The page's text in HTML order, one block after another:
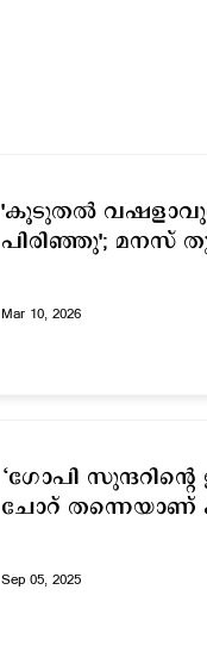
'കൂടുതല്‍
പിരിഞ്ഞു'; മനസ്
Mar 10, 2026
‘ഗോപി സുന്ദറിന്‍റെ
ചോറ് തന്നെയാണ്
Sep 05, 2025